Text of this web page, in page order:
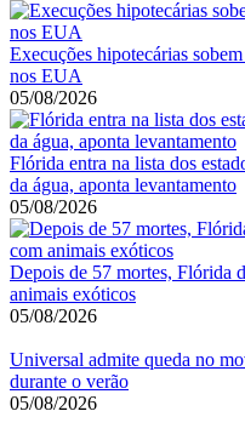
Execuções hipotecárias
nos EUA
05/08/2026
Flórida entra na lista dos
da água, aponta levantamento
05/08/2026
Depois de 57 mortes, Flórida
animais exóticos
05/08/2026
Universal admite queda no
durante o verão
05/08/2026